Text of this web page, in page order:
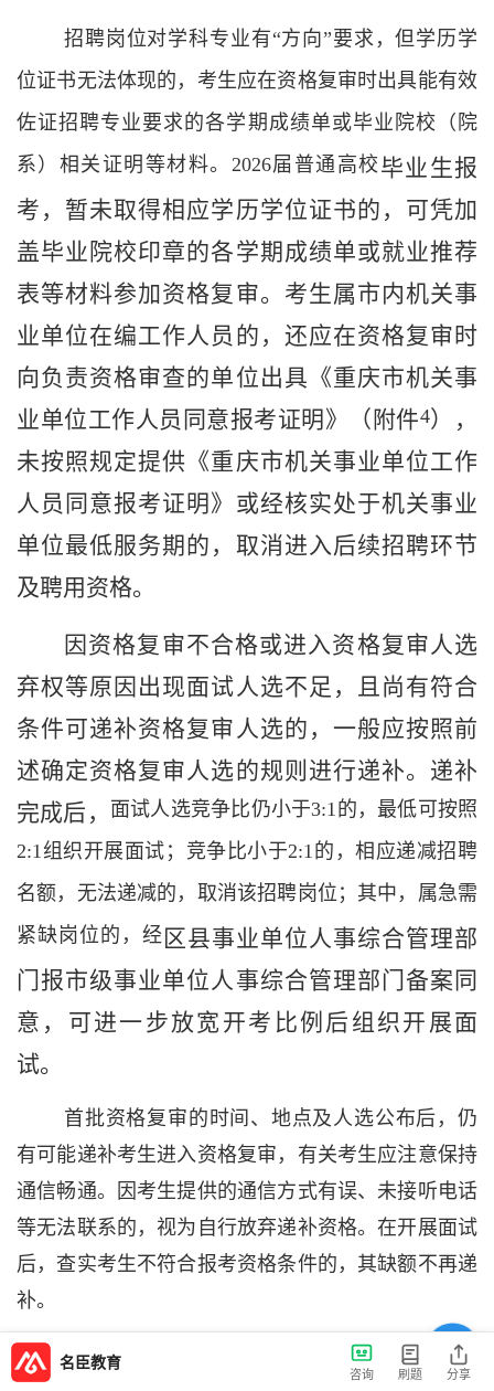
招聘岗位对学科专业有“方向”要求，但学历学
位证书无法体现的，考生应在资格复审时出具能有效
佐证招聘专业要求的各学期成绩单或毕业院校（院
系）相关证明等材料。 2026届普通高校 毕业生报
考，暂未取得相应学历学位证书的，可凭加
盖毕业院校印章的各学期成绩单或就业推荐
表等材料参加资格复审。考生属市内机关事
业单位在编工作人员的，还应在资格复审时
向负责资格审查的单位出具《重庆市机关事
业单位工作人员同意报考证明 》（附件4），
未按照规定提供《重庆市机关事业单位工作
人员同意报考证明》或经核实处于机关事业
单位最低服务期的， 取消进入后续招聘环节
及聘用 资格。
因资格复审不合格或进入资格复审人选
弃权等原因出现面试人选不足，
且尚有符合
条件可递补资格复审人选的，一般应按照前
述确定资格复审人选的规则进行递补。递补
完成后，
面试人选竞争比仍小于3:1 的，最低可按照
2:1组织开展面试；竞争比小于2:1 的，相应递减招聘
名额，无法递减的，取消该招聘岗位；其中，属急需
紧缺岗位的，经 区县事业单位人事综合管理部
门报市级事业单位人事综合管理部门备案同
意，可进一步放宽开考比例后组织开展面
试。
首批资格复审的时间、地点及人选公布后，仍
有可能递补考生进入资格复审，有关考生应注意保持
通信畅通。因考生提供的通信方式有误、未接听电话
等无法联系的，视为自行放弃递补资格。在开展面试
后，查实考生不符合报考资格条件的，其缺额不再递
补。
（三）面试
名臣教育
咨询 刷题 分享